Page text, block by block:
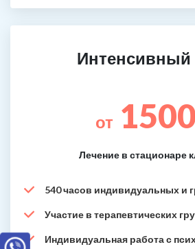
Интенсивный
от 1500
Лечение в стационаре
540 часов индивидуальных и
Участие в терапевтических
Индивидуальная работа с